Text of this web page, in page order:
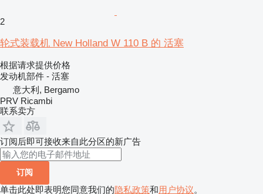
2
轮式装载机 New Holland W 110 B 的 活塞
根据请求提供价格
发动机部件 - 活塞
意大利, Bergamo
PRV Ricambi
联系卖方
订阅后即可接收来自此分区的新广告
订阅
单击此处即表明您同意我们的隐私政策和用户协议。